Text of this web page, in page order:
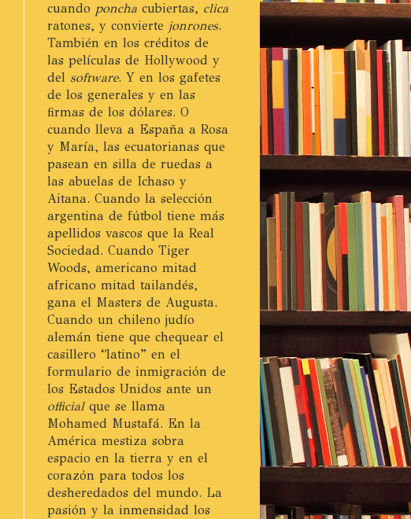
cuando poncha cubiertas, clica
ratones, y convierte jonrones.
También en los créditos de
las películas de Hollywood y
del software. Y en los gafetes
de los generales y en las
firmas de los dólares. O
cuando lleva a España a Rosa
y María, las ecuatorianas que
pasean en silla de ruedas a
las abuelas de Ichaso y
Aitana. Cuando la selección
argentina de fútbol tiene más
apellidos vascos que la Real
Sociedad. Cuando Tiger
Woods, americano mitad
africano mitad tailandés,
gana el Masters de Augusta.
Cuando un chileno judío
alemán tiene que chequear el
casillero “latino” en el
formulario de inmigración de
los Estados Unidos ante un
officialque se llama
Mohamed Mustafá. En la
América mestiza sobra
espacio en la tierra y en el
corazón para todos los
desheredados del mundo. La
pasión y la inmensidad los